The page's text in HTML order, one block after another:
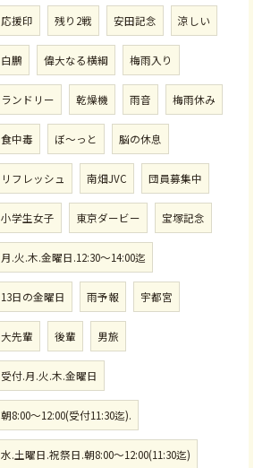
応援印 残り2戦 安田記念 涼しい
白鵬 偉大なる横綱 梅雨入り
ランドリー 乾燥機 雨音 梅雨休み
食中毒 ぼ〜っと 脳の休息
リフレッシュ 南畑JVC 団員募集中
小学生女子 東京ダービー 宝塚記念
月.火.木.金曜日.12:30〜14:00迄
13日の金曜日 雨予報 宇都宮
大先輩 後輩 男旅
受付.月.火.木.金曜日
朝8:00〜12:00(受付11:30迄).
水.土曜日.祝祭日.朝8:00〜12:00(11:30迄)